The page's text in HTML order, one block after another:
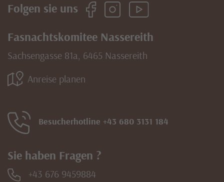
Folgen sie uns
Fasnachtskomitee Nassereith
Sachsengasse 81a, 6465 Nassereith
Anreise planen
Besucherhotline +43 680 3131 184
Sie haben Fragen ?
+43 676 9459884